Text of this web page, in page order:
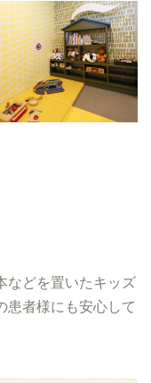
などを置いたキッズ
患者様にも安心して